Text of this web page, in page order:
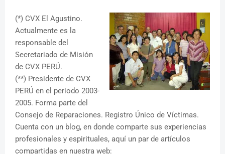
(*) CVX El Agustino.
Actualmente es la
responsable del
Secretariado de Misión
de CVX PERÚ.
(**) Presidente de CVX
PERÚ en el periodo 2003-
2005. Forma parte del
Consejo de Reparaciones. Registro Único de Víctimas.
Cuenta con un blog, en donde comparte sus experiencias
profesionales y espirituales, aquí un par de artículos
compartidas en nuestra web: